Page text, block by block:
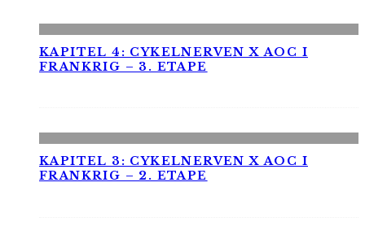
KAPITEL 4: CYKELNERVEN X AOC I
FRANKRIG – 3. ETAPE
KAPITEL 3: CYKELNERVEN X AOC I
FRANKRIG – 2. ETAPE